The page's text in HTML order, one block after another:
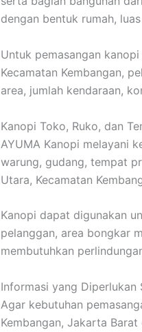
dengan bentuk rumah,
Untuk pemasangan
Kecamatan Kembangan,
area, jumlah kendaraan,
Kanopi Toko, Ruko, dan
AYUMA Kanopi melayani
warung, gudang, tempat
Utara, Kecamatan
Kanopi dapat digunakan
pelanggan, area bongkar
membutuhkan
Informasi yang Diperlukan
Agar kebutuhan
Kembangan, Jakarta